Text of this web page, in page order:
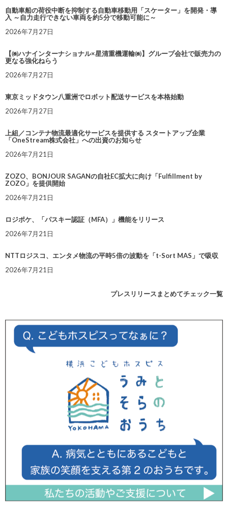
自動車船の荷役中断を抑制する自動車移動用「スケーター」を開発・導
入 ～自力走行できない車両を約5分で移動可能に～
2026年7月27日
【㈱ハナインターナショナル×星清重機運輸㈱】グループ会社で販売力の
更なる強化ねらう
2026年7月27日
東京ミッドタウン八重洲でロボット配送サービスを本格始動
2026年7月27日
上組／コンテナ物流最適化サービスを提供する スタートアップ企業
「OneStream株式会社」への出資のお知らせ
2026年7月21日
ZOZO、BONJOUR SAGANの自社EC拡大に向け「Fulfillment by
ZOZO」を提供開始
2026年7月21日
ロジポケ、「パスキー認証（MFA）」機能をリリース
2026年7月21日
NTTロジスコ、エンタメ物流の平時5倍の波動を「t-Sort MAS」で吸収
2026年7月21日
プレスリリースまとめてチェック一覧